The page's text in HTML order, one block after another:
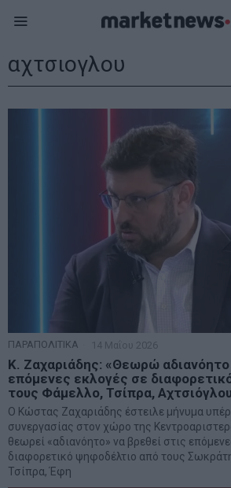
αχτσιογλου
ΠΑΡΑΠΟΛΙΤΙΚΑ 14 Μαΐου 2026
Κ. Ζαχαριάδης: «Θεωρώ αδιανόητο
επόμενες εκλογές σε
τους Φάμελλο, Τσίπρα,
Ο Κώστας Ζαχαριάδης έστειλε μήνυμα
συνεργασίας στον χώρο της
θεωρεί «αδιανόητο» να βρεθεί στις
διαφορετικό ψηφοδέλτιο από τους
Τσίπρα, Έφη